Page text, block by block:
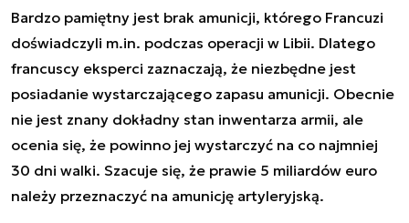
Bardzo pamiętny jest brak amunicji, którego Francuzi
doświadczyli m.in. podczas operacji w Libii. Dlatego
francuscy eksperci zaznaczają, że niezbędne jest
posiadanie wystarczającego zapasu amunicji. Obecnie
nie jest znany dokładny stan inwentarza armii, ale
ocenia się, że powinno jej wystarczyć na co najmniej
30 dni walki. Szacuje się, że prawie 5 miliardów euro
należy przeznaczyć na amunicję artyleryjską.